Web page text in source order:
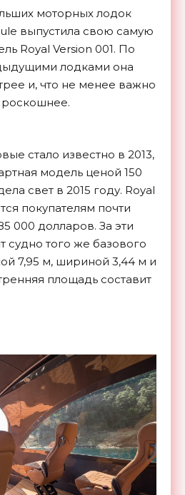
моторных лодок
выпустила свою самую
Royal Version 001. По
лодками она
и, что не менее важно
роскошнее.
стало известно в 2013,
модель ценой 150
свет в 2015 году. Royal
покупателям почти
000 долларов. За эти
судно того же базового
7,95 м, шириной 3,44 м и
площадь составит